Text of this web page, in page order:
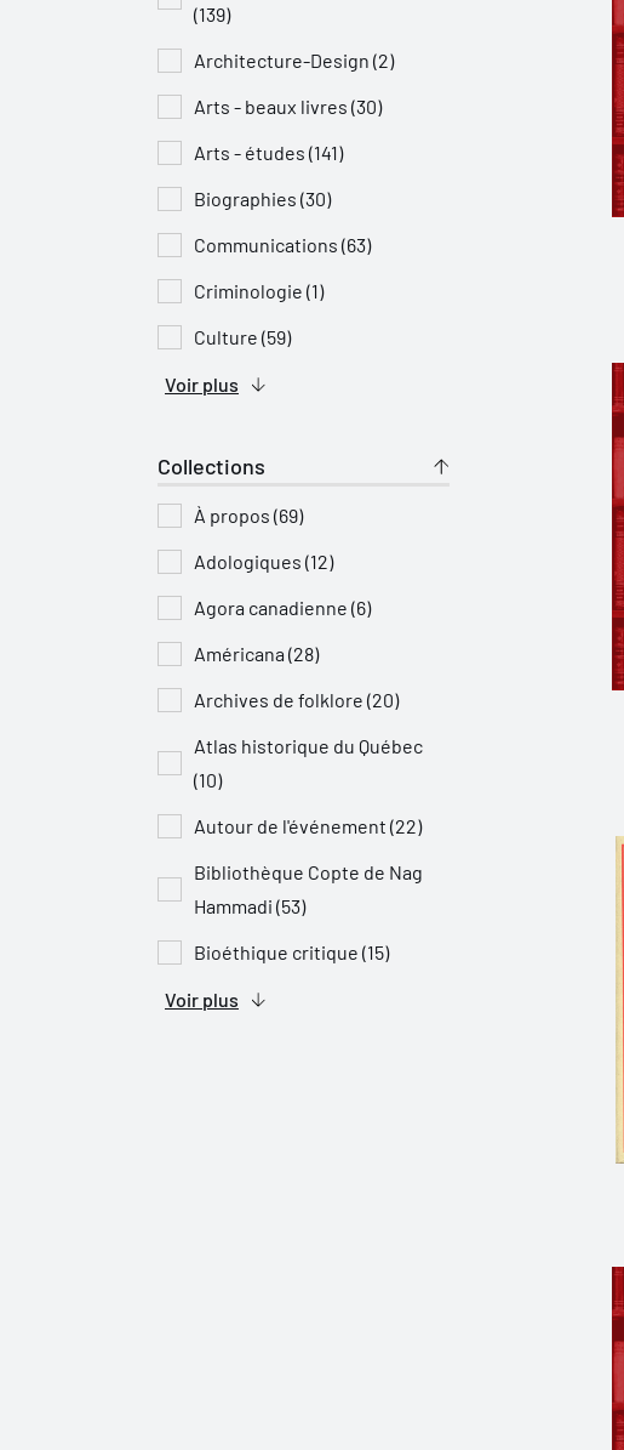
(139)
Architecture-Design (2)
Arts - beaux livres (30)
Arts - études (141)
Biographies (30)
Communications (63)
Criminologie (1)
Culture (59)
Voir plus
Collections
À propos (69)
Adologiques (12)
Agora canadienne (6)
Américana (28)
Archives de folklore (20)
Atlas historique du Québec
(10)
Autour de l'événement (22)
Bibliothèque Copte de Nag
Hammadi (53)
Bioéthique critique (15)
Voir plus